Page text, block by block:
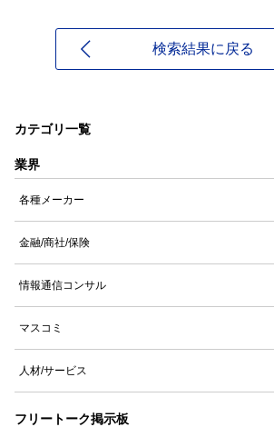
検索結果に戻る
カテゴリ一覧
業界
各種メーカー
金融/商社/保険
情報通信コンサル
マスコミ
人材/サービス
フリートーク掲示板